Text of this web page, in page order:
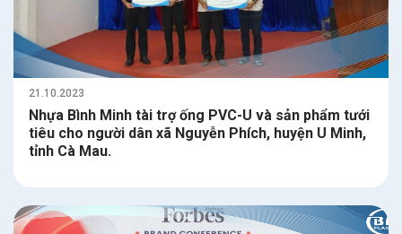
21.10.2023
Nhựa Bình Minh tài trợ ống PVC-U và sản phẩm tưới
tiêu cho người dân xã Nguyễn Phích, huyện U Minh,
tỉnh Cà Mau.